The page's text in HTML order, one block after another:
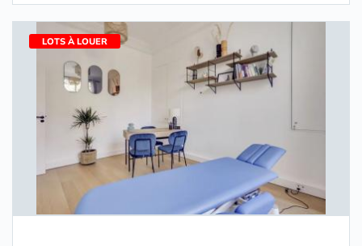
LOTS À LOUER